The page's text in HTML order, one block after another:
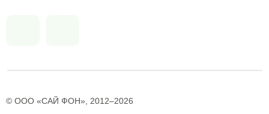
© ООО «САЙ ФОН», 2012–2026